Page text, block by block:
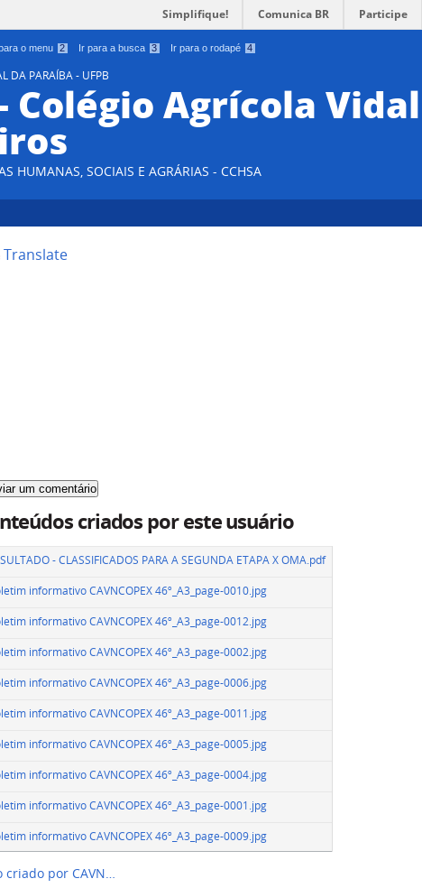
o menu 2 Ir para a busca 3 Ir para o rodapé 4
Simplifique! Comunica BR Participe
DA PARAÍBA - UFPB
Colégio Agrícola
HUMANAS, SOCIAIS E AGRÁRIAS - CCHSA
Translate
criados por este usuário
- CLASSIFICADOS PARA A SEGUNDA ETAPA X OMA.pdf
informativo CAVNCOPEX 46º_A3_page-0010.jpg
informativo CAVNCOPEX 46º_A3_page-0012.jpg
informativo CAVNCOPEX 46º_A3_page-0002.jpg
informativo CAVNCOPEX 46º_A3_page-0006.jpg
informativo CAVNCOPEX 46º_A3_page-0011.jpg
informativo CAVNCOPEX 46º_A3_page-0005.jpg
informativo CAVNCOPEX 46º_A3_page-0004.jpg
informativo CAVNCOPEX 46º_A3_page-0001.jpg
informativo CAVNCOPEX 46º_A3_page-0009.jpg
criado por CAVN…